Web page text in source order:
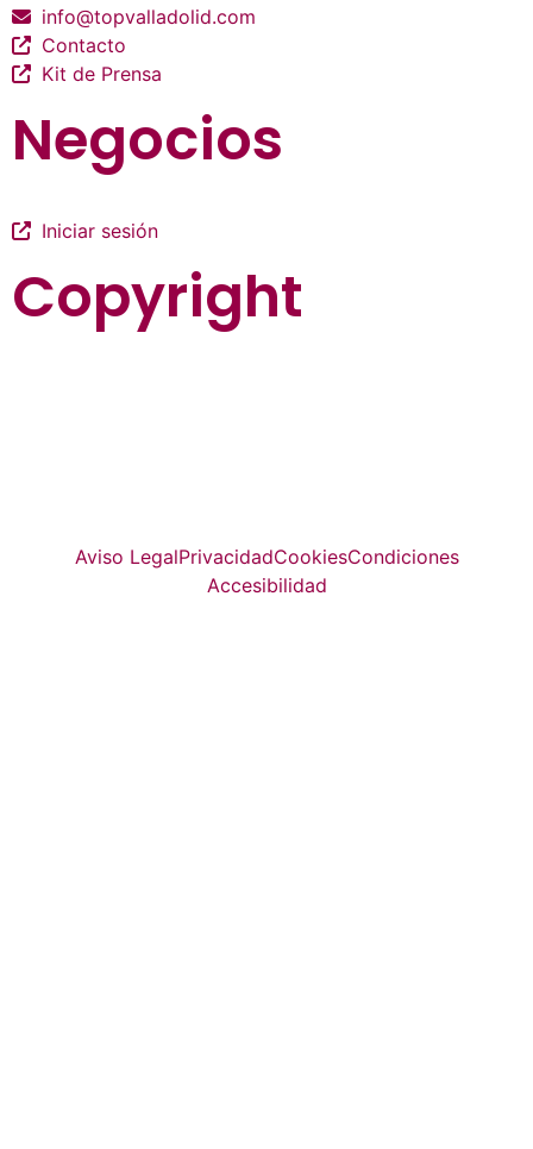
info@topvalladolid.com
Contacto
Kit de Prensa
Negocios
Iniciar sesión
Copyright
Aviso LegalPrivacidadCookiesCondiciones
Accesibilidad